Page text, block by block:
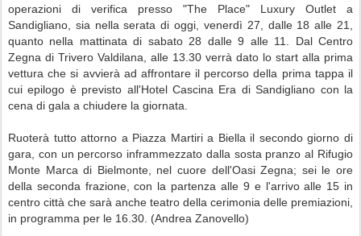
operazioni di verifica presso "The Place" Luxury Outlet a
Sandigliano, sia nella serata di oggi, venerdì 27, dalle 18 alle 21,
quanto nella mattinata di sabato 28 dalle 9 alle 11. Dal Centro
Zegna di Trivero Valdilana, alle 13.30 verrà dato lo start alla prima
vettura che si avvierà ad affrontare il percorso della prima tappa il
cui epilogo è previsto all'Hotel Cascina Era di Sandigliano con la
cena di gala a chiudere la giornata.
Ruoterà tutto attorno a Piazza Martiri a Biella il secondo giorno di
gara, con un percorso inframmezzato dalla sosta pranzo al Rifugio
Monte Marca di Bielmonte, nel cuore dell'Oasi Zegna; sei le ore
della seconda frazione, con la partenza alle 9 e l'arrivo alle 15 in
centro città che sarà anche teatro della cerimonia delle premiazioni,
in programma per le 16.30. (Andrea Zanovello)